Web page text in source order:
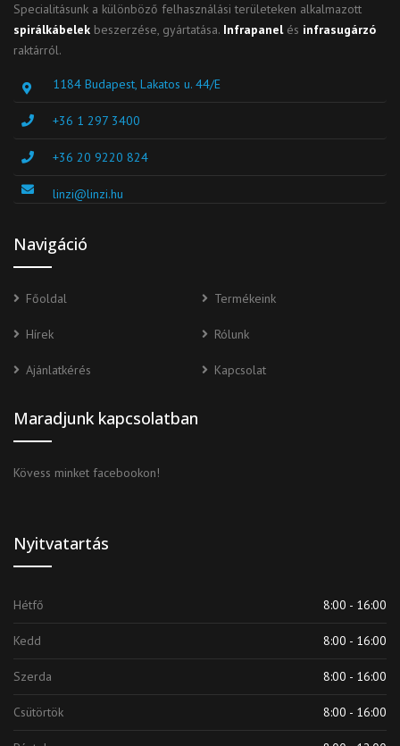
Specialitásunk a különböző felhasználási területeken alkalmazott
spirálkábelek beszerzése, gyártatása. Infrapanel és infrasugárzó
raktárról.
1184 Budapest, Lakatos u. 44/E
+36 1 297 3400
+36 20 9220 824
linzi@linzi.hu
Navigáció
Főoldal Termékeink
Hírek Rólunk
Ajánlatkérés Kapcsolat
Maradjunk kapcsolatban
Kövess minket facebookon!
Nyitvatartás
Hétfő 8:00 - 16:00
Kedd 8:00 - 16:00
Szerda 8:00 - 16:00
Csütörtök 8:00 - 16:00